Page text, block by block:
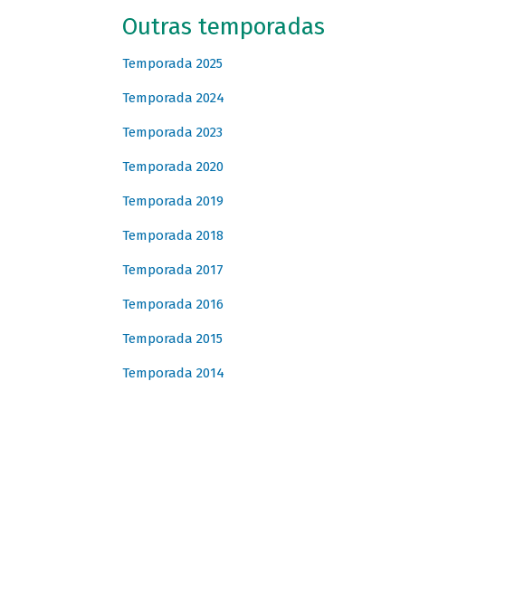
Outras temporadas
Temporada 2025
Temporada 2024
Temporada 2023
Temporada 2020
Temporada 2019
Temporada 2018
Temporada 2017
Temporada 2016
Temporada 2015
Temporada 2014